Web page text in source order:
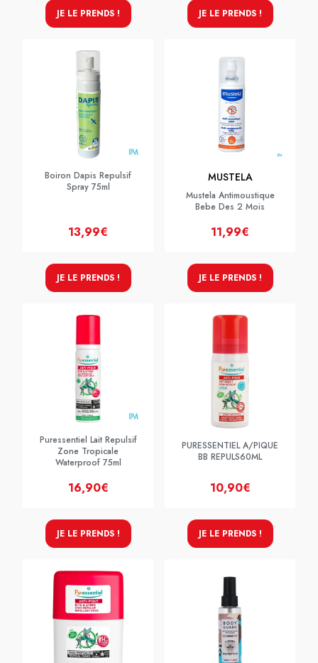
JE LE PRENDS ! JE LE PRENDS !
Boiron Dapis Repulsif
Spray 75ml
13,99€
JE LE PRENDS !
MUSTELA
Mustela Antimoustique
Bebe Des 2 Mois
11,99€
JE LE PRENDS !
Puressentiel Lait Repulsif
Zone Tropicale
Waterproof 75ml
16,90€
JE LE PRENDS !
PURESSENTIEL A/PIQUE
BB REPULS60ML
10,90€
JE LE PRENDS !